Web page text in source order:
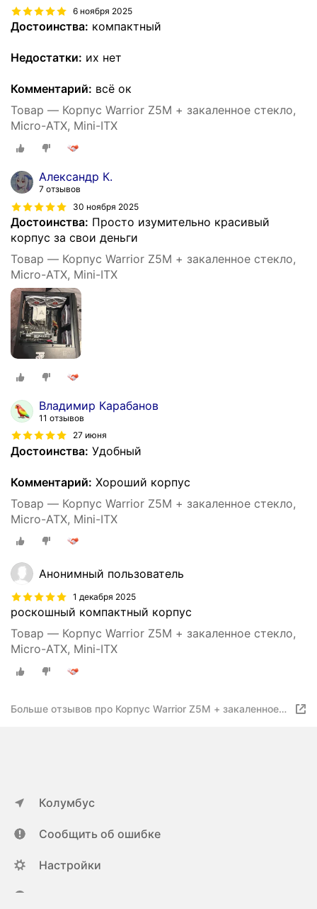
6 ноября 2025
Достоинства: компактный
Недостатки: их нет
Комментарий: всё ок
Товар — Корпус Warrior Z5M + закаленное стекло,
Micro-ATX, Mini-ITX
Александр К.
7 отзывов
30 ноября 2025
Достоинства: Просто изумительно красивый
корпус за свои деньги
Товар — Корпус Warrior Z5M + закаленное стекло,
Micro-ATX, Mini-ITX
Владимир Карабанов
11 отзывов
27 июня
Достоинства: Удобный
Комментарий: Хороший корпус
Товар — Корпус Warrior Z5M + закаленное стекло,
Micro-ATX, Mini-ITX
Анонимный пользователь
1 декабря 2025
роскошный компактный корпус
Товар — Корпус Warrior Z5M + закаленное стекло,
Micro-ATX, Mini-ITX
Больше отзывов про Корпус Warrior Z5M + закаленное
Колумбус
Сообщить об ошибке
Настройки